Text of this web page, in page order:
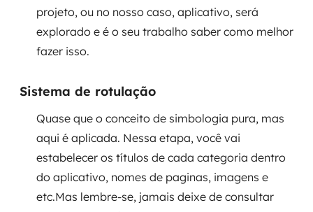
Segurança de aplicações e Cloud
projeto, ou no nosso caso, aplicativo, será
explorado e é o seu trabalho saber como melhor
fazer isso.
Sistema de rotulação
Quase que o conceito de simbologia pura, mas
aqui é aplicada. Nessa etapa, você vai
estabelecer os títulos de cada categoria dentro
do aplicativo, nomes de paginas, imagens e
etc.Mas lembre-se, jamais deixe de consultar